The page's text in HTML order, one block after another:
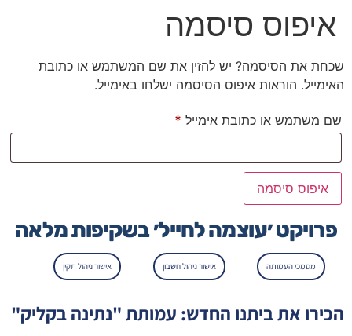
איפוס סיסמה
שכחת את הסיסמה? יש להזין את שם המשתמש או כתובת
האימייל. הוראות איפוס הסיסמה ישלחו באימייל.
שם משתמש או כתובת אימייל *
איפוס סיסמה
פרויקט ׳עוצמה לחייל׳ בשקיפות מלאה
מסמכי העמותה אישור ניהול חשבון אישור ניהול תקין
הכירו את ביתנו החדש: עמותת "נתינה בקליק"